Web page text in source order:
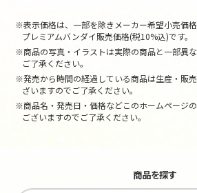
※表示価格は、一部を除きメーカー希望小売価格
プレミアムバンダイ販売価格(税10%込)です。
※商品の写真・イラストは実際の商品と一部異
ご了承ください。
※発売から時間の経過している商品は生産・販
ざいますのでご了承ください。
※商品名・発売日・価格などこのホームページ
ございますのでご了承ください。
商品を探す